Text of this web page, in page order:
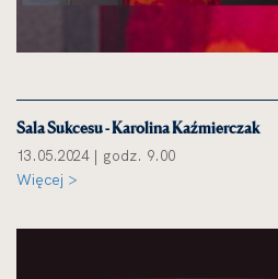
Sala Sukcesu - Karolina Kaźmierczak
13.05.2024 | godz. 9.00
Więcej >